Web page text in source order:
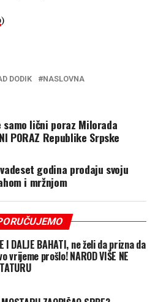
)
DODIK
NASLOVNA
samo lični poraz Milorada
PORAZ Republike Srpske
godina prodaju svoju
i mržnjom
I DALJE BAHATI, ne želi da prizna da
vrijeme prošlo! NAROD VIŠE NE